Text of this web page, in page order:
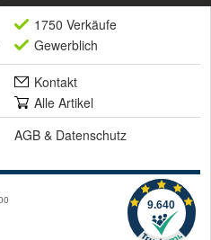
1750 Verkäufe
Gewerblich
Kontakt
Alle Artikel
AGB & Datenschutz